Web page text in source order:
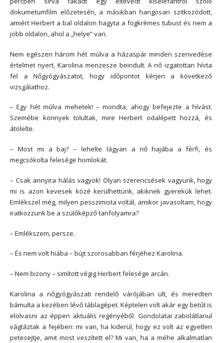
dokumetumfilm előzetesén, a másikban hangosan szitkozódott,
amiért Herbert a bal oldalon hagyta a fogkrémes tubust és nem a
jobb oldalon, ahol a „helye” van.
Nem egészen három hét múlva a házaspár minden szenvedése
értelmet nyert, Karolina menzesze beindult. A nő izgatottan hívta
fel a Nőgyógyászatot, hogy időpontot kérjen a következő
vizsgálathoz.
– Egy hét múlva mehetek! – mondta, ahogy befejezte a hívást.
Szemébe könnyek tolultak, mire Herbert odalépett hozzá, és
átölelte.
– Most mi a baj? – lehelte lágyan a nő hajába a férfi, és
megcsókolta felesége homlokát.
– Csak annyira hálás vagyok! Olyan szerencsések vagyunk, hogy
mi is azon kevesek közé kerülhettünk, akiknek gyerekük lehet.
Emlékszel még, milyen pesszimista voltál, amikor javasoltam, hogy
iratkozzunk be a szülőképző tanfolyamra?
– Emlékszem, persze.
– És nem volt hiába – bújt szorosabban férjéhez Karolina.
– Nem bizony – simított végig Herbert felesége arcán.
Karolina a nőgyógyászati rendelő várójában ült, és meredten
bámulta a kezében lévő táblagépet. Képtelen volt akár egy betűt is
elolvasni az éppen aktuális regényéből. Gondolatai zabolátlanul
vágtáztak a fejében: mi van, ha kiderül, hogy ez volt az egyetlen
petesejtje, amit most veszített el? Mi van, ha a méhe alkalmatlan